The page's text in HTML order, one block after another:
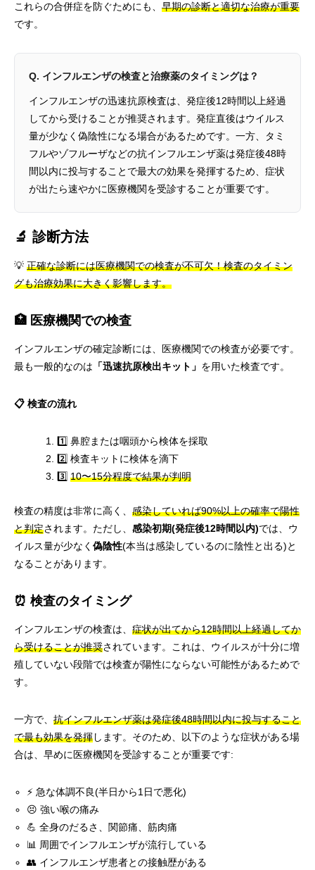
これらの合併症を防ぐためにも、 早期の診断と適切な治療が重要
です。
Q. インフルエンザの検査と治療薬のタイミングは？
インフルエンザの迅速抗原検査は、発症後12時間以上経過
してから受けることが推奨されます。発症直後はウイルス
量が少なく偽陰性になる場合があるためです。一方、タミ
フルやゾフルーザなどの抗インフルエンザ薬は発症後48時
間以内に投与することで最大の効果を発揮するため、症状
が出たら速やかに医療機関を受診することが重要です。
🔬 診断方法
💡 正確な診断には医療機関での検査が不可欠！検査のタイミン
グも治療効果に大きく影響します。
🏥 医療機関での検査
インフルエンザの確定診断には、医療機関での検査が必要です。
最も一般的なのは 「迅速抗原検出キット」 を用いた検査です。
📋 検査の流れ
1️⃣ 鼻腔または咽頭から検体を採取
2️⃣ 検査キットに検体を滴下
3️⃣ 10〜15分程度で結果が判明
検査の精度は非常に高く、 感染していれば90%以上の確率で陽性
と判定されます。ただし、 感染初期(発症後12時間以内)では、ウ
イルス量が少なく 偽陰性(本当は感染しているのに陰性と出る)と
なることがあります。
⏰ 検査のタイミング
インフルエンザの検査は、 症状が出てから12時間以上経過してか
ら受けることが推奨されています。これは、ウイルスが十分に増
殖していない段階では検査が陽性にならない可能性があるためで
す。
一方で、 抗インフルエンザ薬は発症後48時間以内に投与すること
で最も効果を発揮します。そのため、以下のような症状がある場
合は、早めに医療機関を受診することが重要です:
⚡ 急な体調不良(半日から1日で悪化)
😣 強い喉の痛み
💪 全身のだるさ、関節痛、筋肉痛
📊 周囲でインフルエンザが流行している
👥 インフルエンザ患者との接触歴がある